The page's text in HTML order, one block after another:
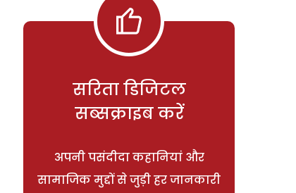
सरिता डिजिटल
सब्सक्राइब करें
अपनी पसंदीदा कहानियां और
सामाजिक मुद्दों से जुड़ी हर जानकारी